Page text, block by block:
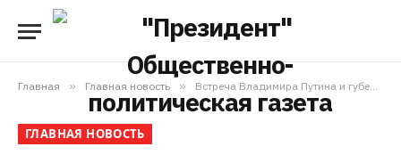
Главная » Главная новость » Встреча Владимира Путина и губернатора Астраханской области
ГЛАВНАЯ НОВОСТЬ